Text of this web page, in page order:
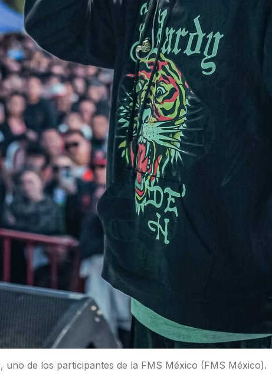
uno de los participantes de la FMS México (FMS México).